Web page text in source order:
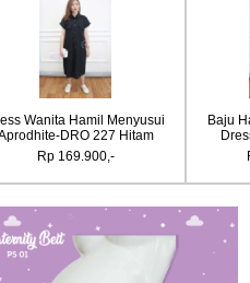
DRESS HAMIL MENYUSUI
HITOMI DRESS - DRO 222 PINK
Rp 169.900,-